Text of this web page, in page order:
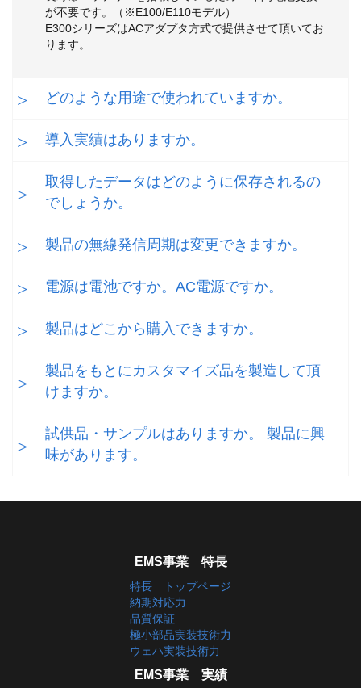
が不要です。（※E100/E110モデル）
E300シリーズはACアダプタ方式で提供させて頂いてお
ります。
どのような用途で使われていますか。
導入実績はありますか。
取得したデータはどのように保存されるの
でしょうか。
製品の無線発信周期は変更できますか。
電源は電池ですか。AC電源ですか。
製品はどこから購入できますか。
製品をもとにカスタマイズ品を製造して頂
けますか。
試供品・サンプルはありますか。 製品に興
味があります。
EMS事業 特長
特長 トップページ
納期対応力
品質保証
極小部品実装技術力
ウェハ実装技術力
EMS事業 実績